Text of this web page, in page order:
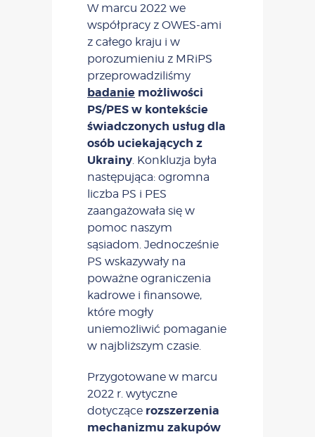
W marcu 2022 we
współpracy z OWES-ami
z całego kraju i w
porozumieniu z MRiPS
przeprowadziliśmy
badanie możliwości
PS/PES w kontekście
świadczonych usług dla
osób uciekających z
Ukrainy. Konkluzja była
następująca: ogromna
liczba PS i PES
zaangażowała się w
pomoc naszym
sąsiadom. Jednocześnie
PS wskazywały na
poważne ograniczenia
kadrowe i finansowe,
które mogły
uniemożliwić pomaganie
w najbliższym czasie.
Przygotowane w marcu
2022 r. wytyczne
dotyczące rozszerzenia
mechanizmu zakupów